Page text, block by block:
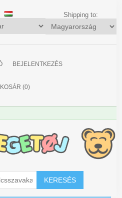
Shipping to:
BEJELENTKEZÉS
KOSÁR (0)
KERESÉS